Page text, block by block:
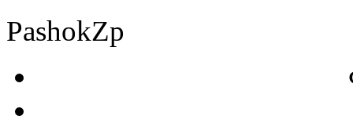
PashokZp